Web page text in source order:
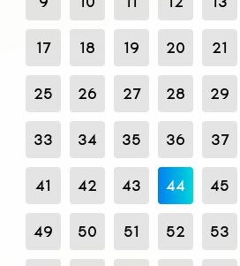
17 18 19 20 21
25 26 27 28 29
33 34 35 36 37
41 42 43 44 45
49 50 51 52 53